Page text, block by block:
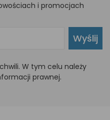
i promocjach
Wyślij
W tym celu należy
prawnej.